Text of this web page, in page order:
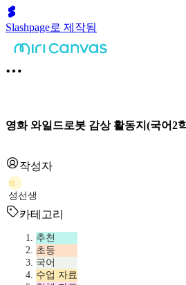
Slashpage로 제작됨
영화 와일드로봇 감상 활동지(국어2
작성자
성
성선생
카테고리
추천
초등
국어
수업 자료